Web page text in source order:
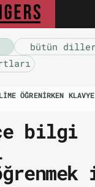
bütün diller
ÖĞRENIRKEN
bilgi